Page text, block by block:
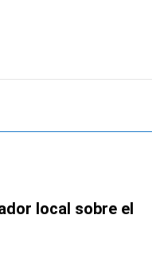
local sobre el